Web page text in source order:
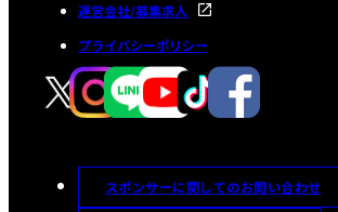
運営会社/募集求人
プライバシーポリシー
スポンサーに関してのお問い合わせ